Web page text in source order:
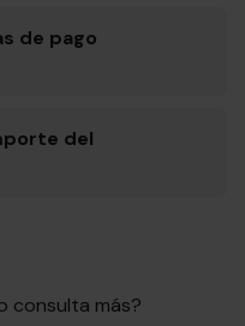
de pago
del
consulta más?